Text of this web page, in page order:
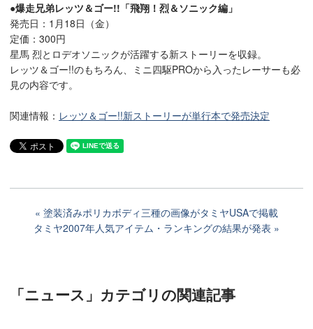
●爆走兄弟レッツ＆ゴー!!「飛翔！烈＆ソニック編」
発売日：1月18日（金）
定価：300円
星馬 烈とロデオソニックが活躍する新ストーリーを収録。
レッツ＆ゴー!!のもちろん、ミニ四駆PROから入ったレーサーも必
見の内容です。
関連情報： レッツ＆ゴー!!新ストーリーが単行本で発売決定
塗装済みポリカボディ三種の画像がタミヤUSAで掲載
タミヤ2007年人気アイテム・ランキングの結果が発表
「ニュース」カテゴリの関連記事